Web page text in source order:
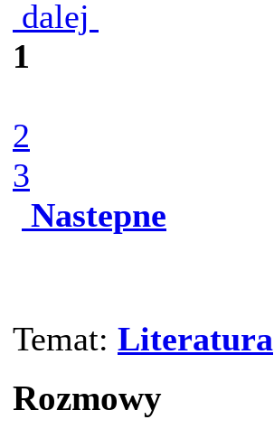
dalej
1
2
3
Nastepne
Temat: Literatura
Rozmowy